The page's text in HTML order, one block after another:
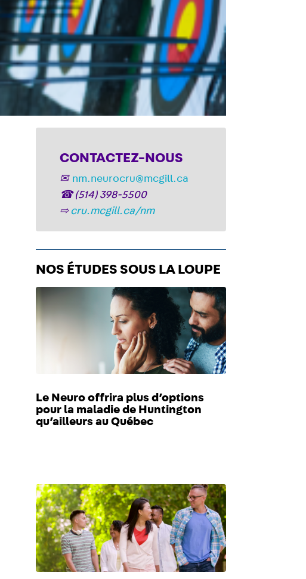
CONTACTEZ-NOUS
✉ nm.neurocru@mcgill.ca
☎(514) 398-5500
⇨cru.mcgill.ca/nm
NOS ÉTUDES SOUS LA LOUPE
Le Neuro offrira plus d’options
pour la maladie de Huntington
qu’ailleurs au Québec